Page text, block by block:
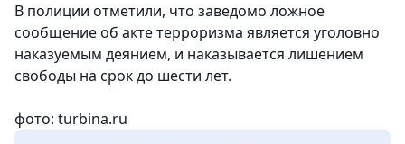
В полиции отметили, что заведомо ложное
сообщение об акте терроризма является уголовно
наказуемым деянием, и наказывается лишением
свободы на срок до шести лет.
фото: turbina.ru